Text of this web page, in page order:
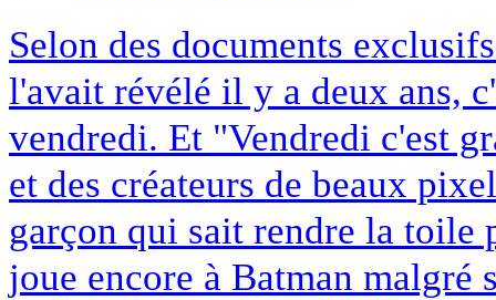
Selon des documents
l'avait révélé il y a deux ans,
vendredi. Et "Vendredi c'est
et des créateurs de beaux
garçon qui sait rendre la toile
joue encore à Batman malgré